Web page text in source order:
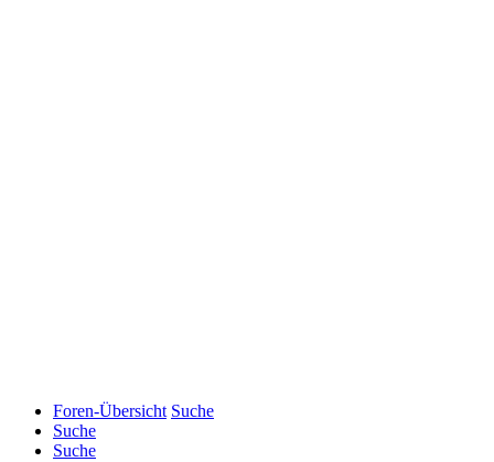
Foren-Übersicht Suche
Suche
Suche